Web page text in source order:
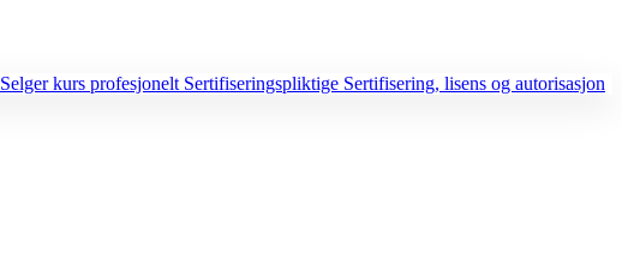
Selger kurs profesjonelt Sertifiseringspliktige Sertifisering, lisens og autorisasjon